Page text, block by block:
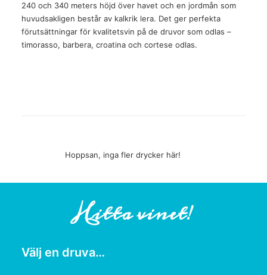
240 och 340 meters höjd över havet och en jordmån som
huvudsakligen består av kalkrik lera. Det ger perfekta
förutsättningar för kvalitetsvin på de druvor som odlas –
timorasso, barbera, croatina och cortese odlas.
Hoppsan, inga fler drycker här!
Hitta vinet!
Välj en druva…